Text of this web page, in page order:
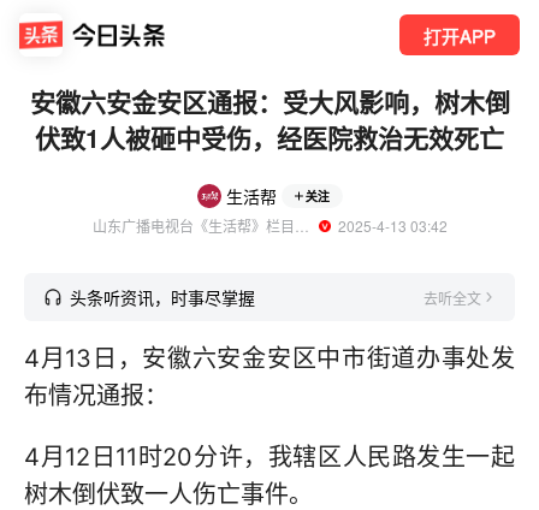
打开APP
安徽六安金安区通报：受大风影响，树木倒
伏致1人被砸中受伤，经医院救治无效死亡
生活帮 关注
  2025-4-13 03:42
头条听资讯，时事尽掌握 去听全文
4月13日，安徽六安金安区中市街道办事处发
布情况通报：
4月12日11时20分许，我辖区人民路发生一起
树木倒伏致一人伤亡事件。